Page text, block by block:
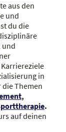
aus den
und
du die
und
in
Themen
,
.
auf deinen